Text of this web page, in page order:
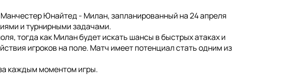
Юнайтед - Милан, запланированный на 24 апреля
и турнирными задачами.
тогда как Милан будет искать шансы в быстрых атаках и
игроков на поле. Матч имеет потенциал стать одним из
каждым моментом игры.